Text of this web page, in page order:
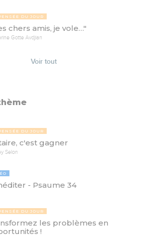
DU JOUR
chers amis, je vole…"
Gotte Avdjian
Voir tout
DU JOUR
c'est gagner
Selon
- Psaume 34
DU JOUR
les problèmes en
!